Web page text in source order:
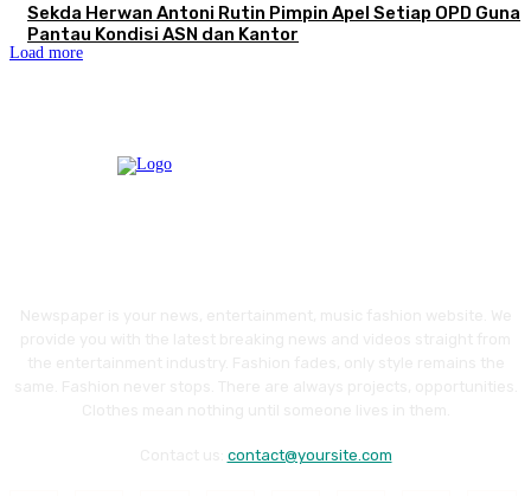
Sekda Herwan Antoni Rutin Pimpin Apel Setiap OPD Guna
Pantau Kondisi ASN dan Kantor
Load more
contact@yoursite.com